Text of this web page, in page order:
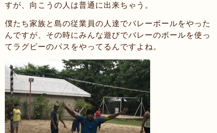
すが、向こうの人は普通に出来ちゃう。
僕たち家族と島の従業員の人達でバレーボールをやった
んですが、その時にみんな遊びでバレーのボールを使っ
てラグビーのパスをやってるんですよね。